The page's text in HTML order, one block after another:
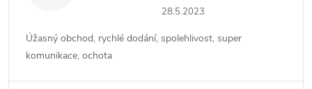
28.5.2023
Úžasný obchod, rychlé dodání, spolehlivost, super
komunikace, ochota